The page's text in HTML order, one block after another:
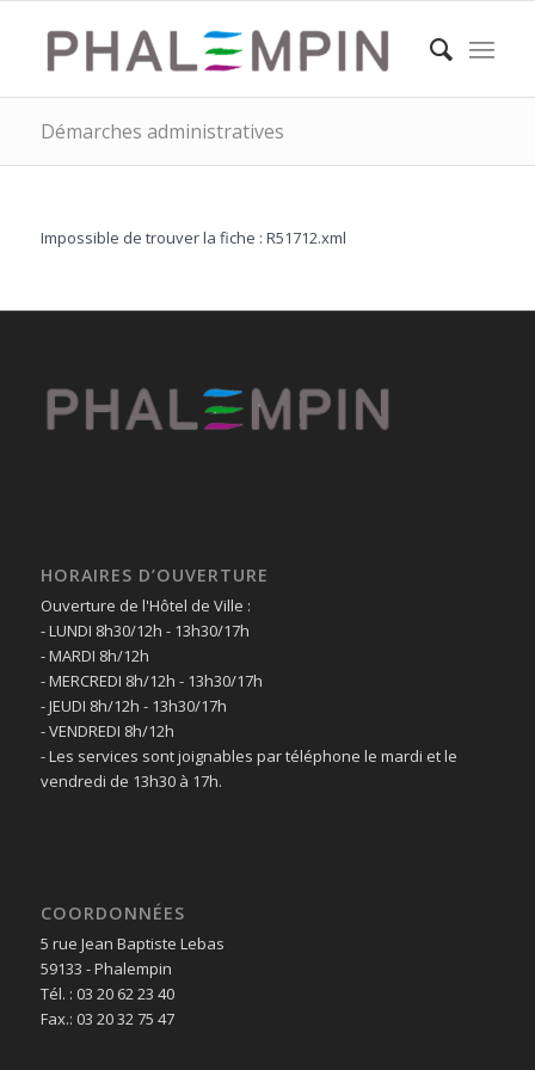
Démarches administratives
Impossible de trouver la fiche : R51712.xml
HORAIRES D’OUVERTURE
Ouverture de l'Hôtel de Ville :
- LUNDI 8h30/12h - 13h30/17h
- MARDI 8h/12h
- MERCREDI 8h/12h - 13h30/17h
- JEUDI 8h/12h - 13h30/17h
- VENDREDI 8h/12h
- Les services sont joignables par téléphone le mardi et le
vendredi de 13h30 à 17h.
COORDONNÉES
5 rue Jean Baptiste Lebas
59133 - Phalempin
Tél. : 03 20 62 23 40
Fax.: 03 20 32 75 47